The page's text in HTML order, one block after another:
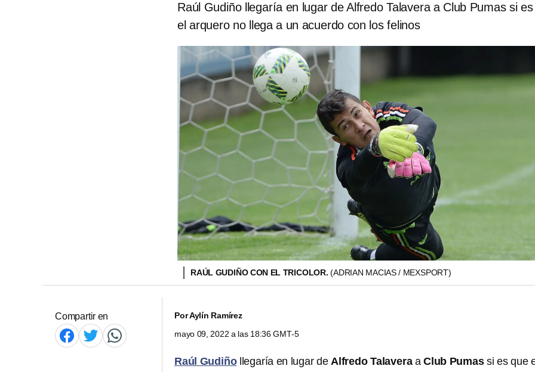
Raúl Gudiño llegaría en lugar de Alfredo Talavera a Club Pumas si
el arquero no llega a un acuerdo con los felinos
RAÚL GUDIÑO CON EL TRICOLOR.(ADRIAN MACIAS / MEXSPORT)
Compartir en PorAylín Ramírez
mayo 09, 2022 a las 18:36 GMT-5
Raúl Gudiñollegaría en lugar deAlfredo TalaveraaClub Pumassi es que